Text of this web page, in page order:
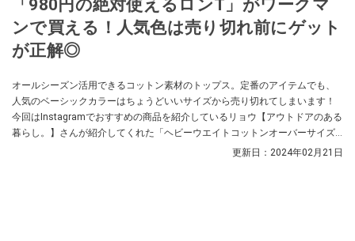
「980円の絶対使えるロンT」がワークマ
ンで買える！人気色は売り切れ前にゲット
が正解◎
オールシーズン活用できるコットン素材のトップス。定番のアイテムでも、
人気のベーシックカラーはちょうどいいサイズから売り切れてしまいます！
今回はInstagramでおすすめの商品を紹介しているリョウ【アウトドアのある
暮らし。】さんが紹介してくれた「ヘビーウエイトコットンオーバーサイズ
長袖Tシャツ」も売切れやサイズ欠け前のチェックが肝心ですよ！ ぜひ早め
更新日： 2024年02月21日